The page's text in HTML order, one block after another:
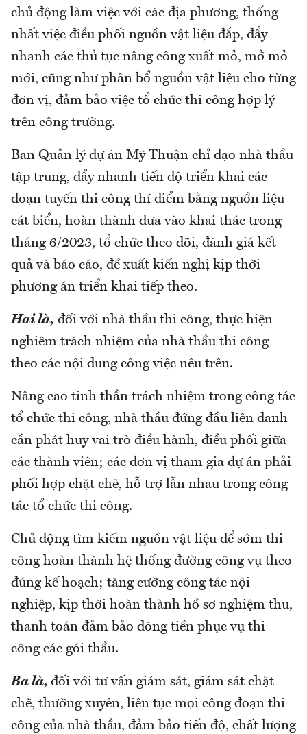
chủ động làm việc với các địa phương, thống
nhất việc điều phối nguồn vật liệu đắp, đẩy
nhanh các thủ tục nâng công xuất mỏ, mở mỏ
mới, cũng như phân bổ nguồn vật liệu cho từng
đơn vị, đảm bảo việc tổ chức thi công hợp lý
trên công trường.
Ban Quản lý dự án Mỹ Thuận chỉ đạo nhà thầu
tập trung, đẩy nhanh tiến độ triển khai các
đoạn tuyến thi công thí điểm bằng nguồn liệu
cát biển, hoàn thành đưa vào khai thác trong
tháng 6/2023, tổ chức theo dõi, đánh giá kết
quả và báo cáo, đề xuất kiến nghị kịp thời
phương án triển khai tiếp theo.
Hai là, đối với nhà thầu thi công, thực hiện
nghiêm trách nhiệm của nhà thầu thi công
theo các nội dung công việc nêu trên.
Nâng cao tinh thần trách nhiệm trong công tác
tổ chức thi công, nhà thầu đứng đầu liên danh
cần phát huy vai trò điều hành, điều phối giữa
các thành viên; các đơn vị tham gia dự án phải
phối hợp chặt chẽ, hỗ trợ lẫn nhau trong công
tác tổ chức thi công.
Chủ động tìm kiếm nguồn vật liệu để sớm thi
công hoàn thành hệ thống đường công vụ theo
đúng kế hoạch; tăng cường công tác nội
nghiệp, kịp thời hoàn thành hồ sơ nghiệm thu,
thanh toán đảm bảo dòng tiền phục vụ thi
công các gói thầu.
Ba là, đối với tư vấn giám sát, giám sát chặt
chẽ, thường xuyên, liên tục mọi công đoạn thi
công của nhà thầu, đảm bảo tiến độ, chất lượng